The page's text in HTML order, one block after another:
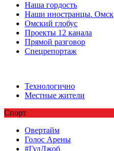
Наша гордость
Наши иностранцы. Омск
Омский глобус
Проекты 12 канала
Прямой разговор
Спецрепортаж
Технологично
Местные жители
Спорт
Овертайм
Голос Арены
#ГудДжоб